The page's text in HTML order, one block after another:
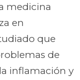
medicina
en
que
de
inflamación y